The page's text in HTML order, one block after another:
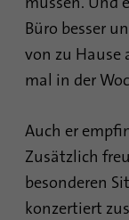
Büro besser
von zu Hause
mal in der
Auch er
Zusätzlich
besonderen
konzertiert